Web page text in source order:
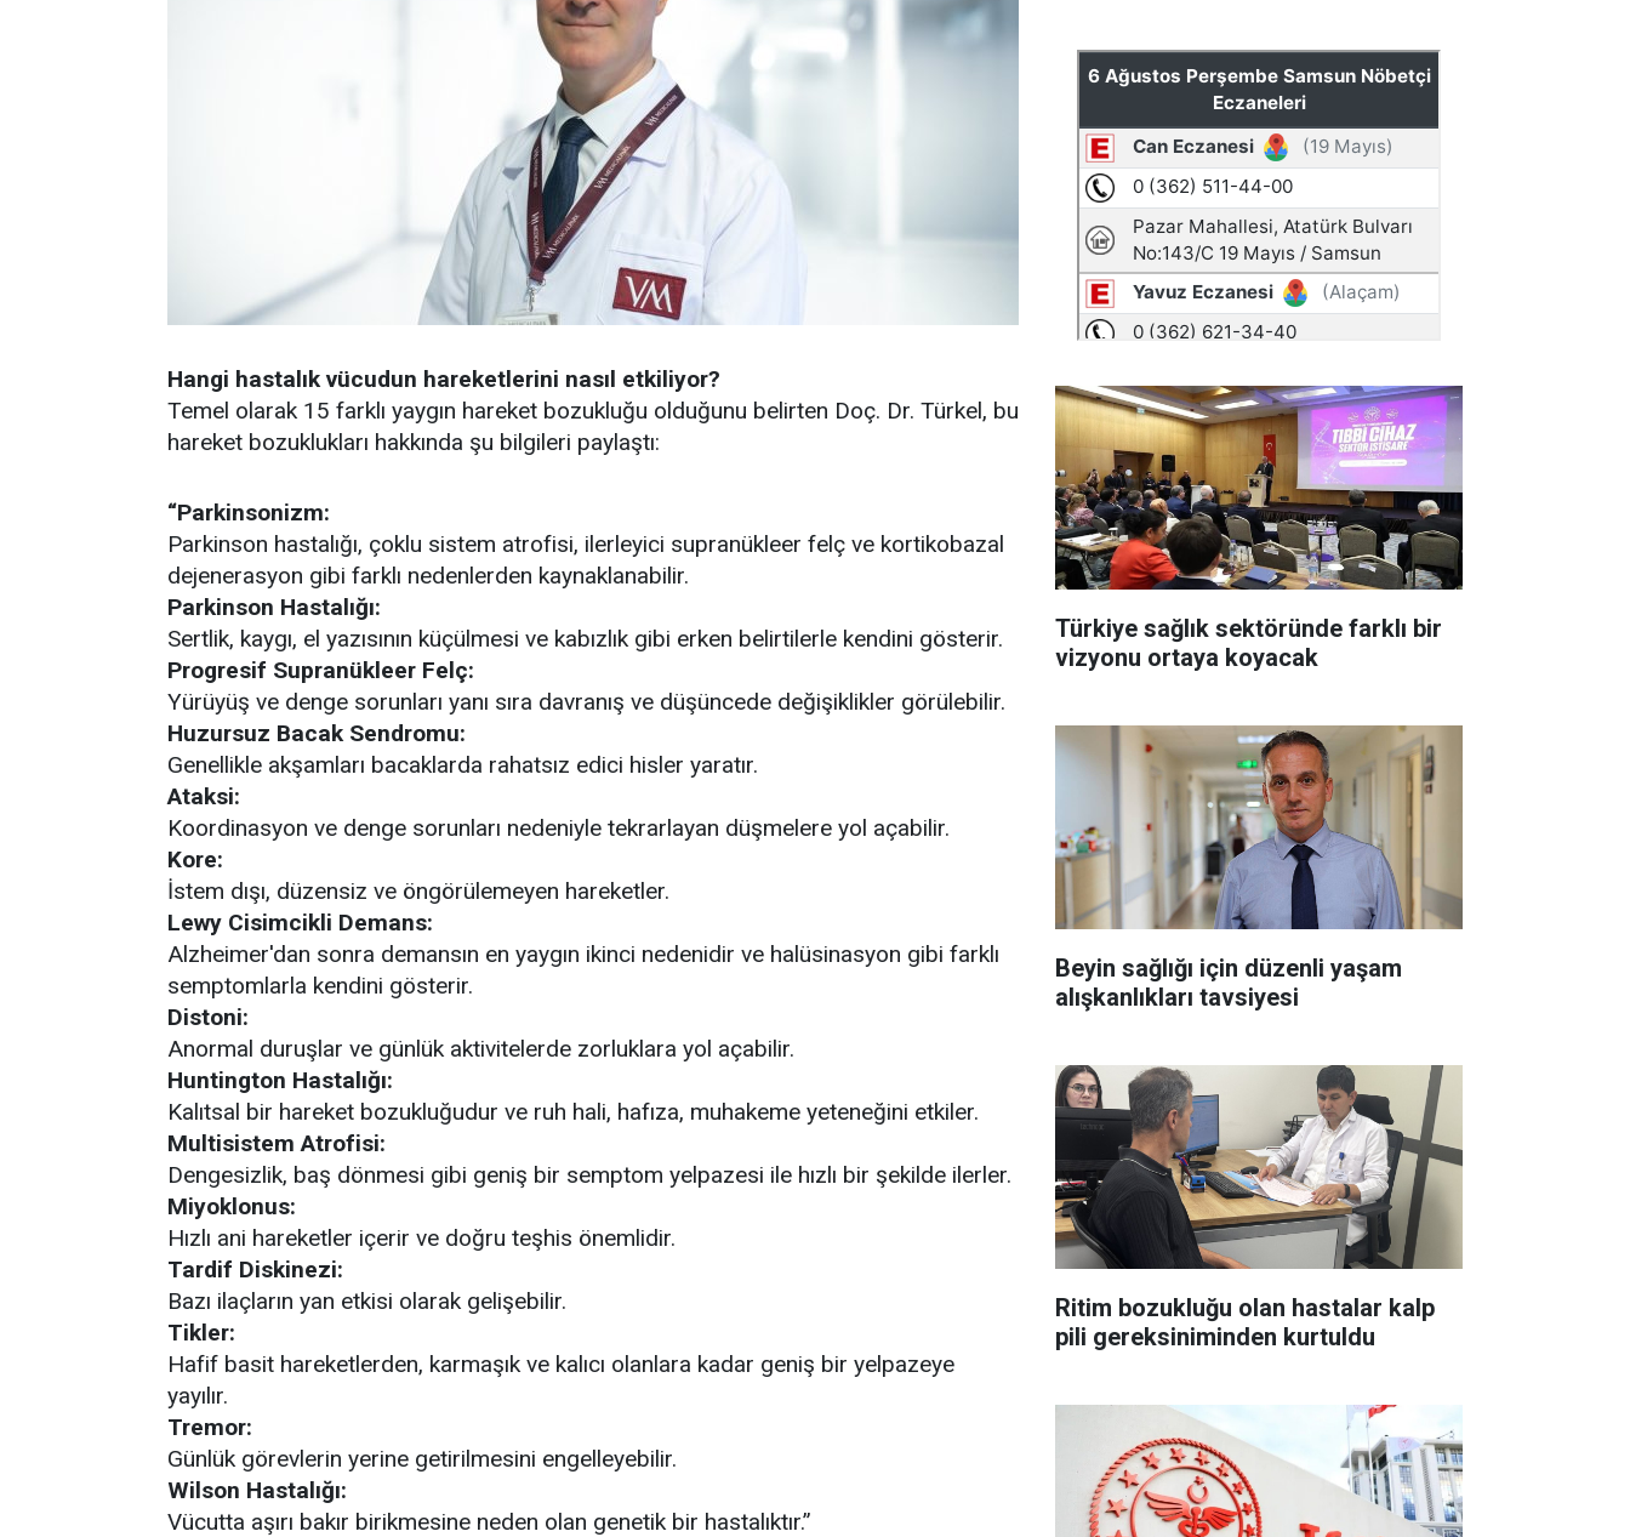
Hangi hastalık vücudun hareketlerini nasıl etkiliyor?
Temel olarak 15 farklı yaygın hareket bozukluğu olduğunu belirten Doç. Dr. Türkel, bu
hareket bozuklukları hakkında şu bilgileri paylaştı:
“Parkinsonizm:
Parkinson hastalığı, çoklu sistem atrofisi, ilerleyici supranükleer felç ve kortikobazal
dejenerasyon gibi farklı nedenlerden kaynaklanabilir.
Parkinson Hastalığı:
Sertlik, kaygı, el yazısının küçülmesi ve kabızlık gibi erken belirtilerle kendini gösterir.
Progresif Supranükleer Felç:
Yürüyüş ve denge sorunları yanı sıra davranış ve düşüncede değişiklikler görülebilir.
Huzursuz Bacak Sendromu:
Genellikle akşamları bacaklarda rahatsız edici hisler yaratır.
Ataksi:
Koordinasyon ve denge sorunları nedeniyle tekrarlayan düşmelere yol açabilir.
Kore:
İstem dışı, düzensiz ve öngörülemeyen hareketler.
Lewy Cisimcikli Demans:
Alzheimer'dan sonra demansın en yaygın ikinci nedenidir ve halüsinasyon gibi farklı
semptomlarla kendini gösterir.
Distoni:
Anormal duruşlar ve günlük aktivitelerde zorluklara yol açabilir.
Huntington Hastalığı:
Kalıtsal bir hareket bozukluğudur ve ruh hali, hafıza, muhakeme yeteneğini etkiler.
Multisistem Atrofisi:
Dengesizlik, baş dönmesi gibi geniş bir semptom yelpazesi ile hızlı bir şekilde ilerler.
Miyoklonus:
Hızlı ani hareketler içerir ve doğru teşhis önemlidir.
Tardif Diskinezi:
Bazı ilaçların yan etkisi olarak gelişebilir.
Tikler:
Hafif basit hareketlerden, karmaşık ve kalıcı olanlara kadar geniş bir yelpazeye
yayılır.
Tremor:
Günlük görevlerin yerine getirilmesini engelleyebilir.
Wilson Hastalığı:
Vücutta aşırı bakır birikmesine neden olan genetik bir hastalıktır.”
Türkiye sağlık sektöründe farklı bir
vizyonu ortaya koyacak
Beyin sağlığı için düzenli yaşam
alışkanlıkları tavsiyesi
Ritim bozukluğu olan hastalar kalp
pili gereksiniminden kurtuldu